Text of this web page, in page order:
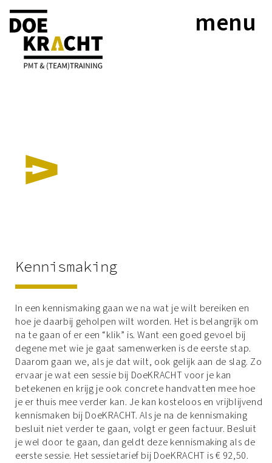
menu
Kennismaking
In een kennismaking gaan we na wat je wilt bereiken en
hoe je daarbij geholpen wilt worden. Het is belangrijk om
na te gaan of er een “klik” is. Want een goed gevoel bij
degene met wie je gaat samenwerken is de eerste stap.
Daarom gaan we, als je dat wilt, ook gelijk aan de slag. Zo
ervaar je wat een sessie bij DoeKRACHT voor je kan
betekenen en krijg je ook concrete handvatten mee hoe
je er thuis mee verder kan. Je kan kosteloos en vrijblijvend
kennismaken bij DoeKRACHT. Als je na de kennismaking
besluit niet verder te gaan, volgt er geen factuur. Besluit
je wel door te gaan, dan geldt deze kennismaking als de
eerste sessie. Het sessietarief bij DoeKRACHT is € 92,50.